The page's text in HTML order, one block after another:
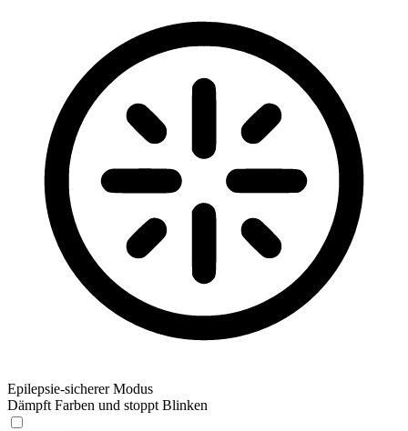
Epilepsie-sicherer Modus
Dämpft Farben und stoppt Blinken